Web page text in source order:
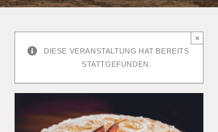
DIESE VERANSTALTUNG HAT BEREITS
STATTGEFUNDEN.
×